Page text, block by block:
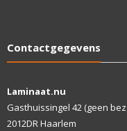
Contactgegevens
Laminaat.nu
Gasthuissingel 42 (geen
2012DR Haarlem